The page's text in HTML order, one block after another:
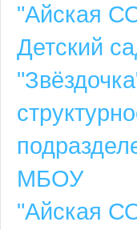
"Айская
Детский
МБОУ
"Айская